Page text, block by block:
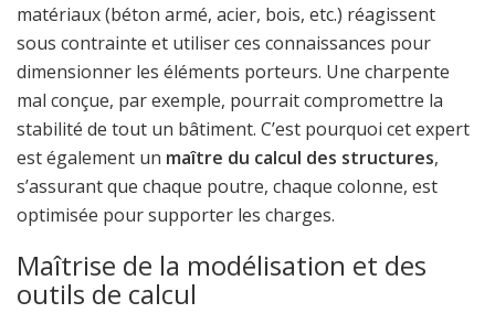
matériaux (béton armé, acier, bois, etc.) réagissent
sous contrainte et utiliser ces connaissances pour
dimensionner les éléments porteurs. Une charpente
mal conçue, par exemple, pourrait compromettre la
stabilité de tout un bâtiment. C’est pourquoi cet expert
est également un maître du calcul des structures,
s’assurant que chaque poutre, chaque colonne, est
optimisée pour supporter les charges.
Maîtrise de la modélisation et des
outils de calcul